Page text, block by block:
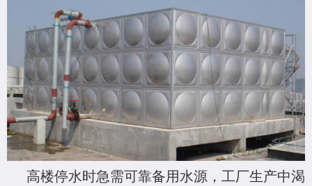
高楼停水时急需可靠备用水源，工厂生产中渴